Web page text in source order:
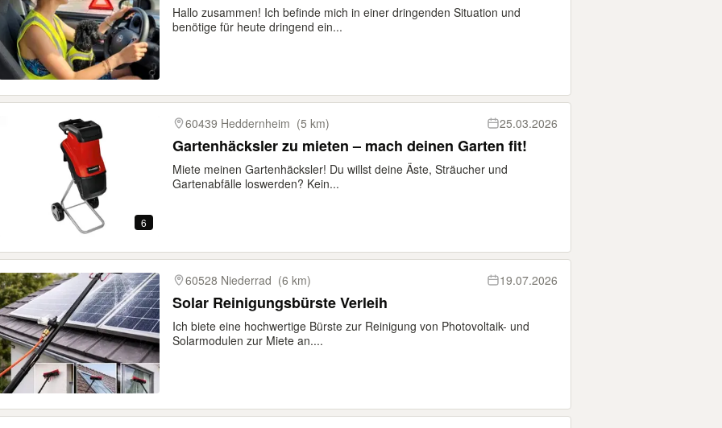
Hallo zusammen! Ich befinde mich in einer dringenden Situation und
benötige für heute dringend ein...
6
60439 Heddernheim (5 km) 25.03.2026
Gartenhäcksler zu mieten – mach deinen Garten fit!
Miete meinen Gartenhäcksler! Du willst deine Äste, Sträucher und
Gartenabfälle loswerden? Kein...
60528 Niederrad (6 km) 19.07.2026
Solar Reinigungsbürste Verleih
Ich biete eine hochwertige Bürste zur Reinigung von Photovoltaik- und
Solarmodulen zur Miete an....